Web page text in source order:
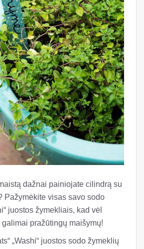
dažnai painiojate cilindrą su
Pažymėkite visas savo sodo
juostos žymekliais, kad vėl
pražūtingų maišymų!
„Washi“ juostos sodo žymeklių